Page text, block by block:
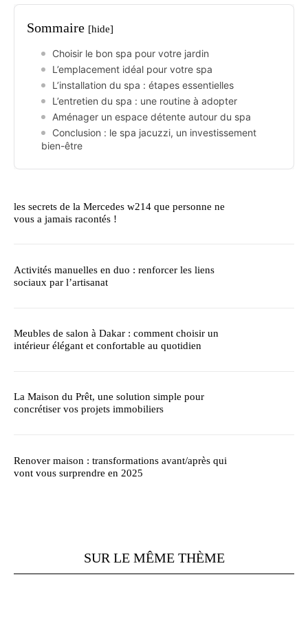
Sommaire [hide]
Choisir le bon spa pour votre jardin
L’emplacement idéal pour votre spa
L’installation du spa : étapes essentielles
L’entretien du spa : une routine à adopter
Aménager un espace détente autour du spa
Conclusion : le spa jacuzzi, un investissement
bien-être
les secrets de la Mercedes w214 que personne ne
vous a jamais racontés !
Activités manuelles en duo : renforcer les liens
sociaux par l’artisanat
Meubles de salon à Dakar : comment choisir un
intérieur élégant et confortable au quotidien
La Maison du Prêt, une solution simple pour
concrétiser vos projets immobiliers
Renover maison : transformations avant/après qui
vont vous surprendre en 2025
SUR LE MÊME THÈME